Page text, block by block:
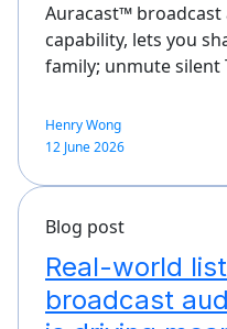
Auracast™
capability, lets you
family; unmute silent
Henry Wong
12 June 2026
Blog post
Real-world
broadcast